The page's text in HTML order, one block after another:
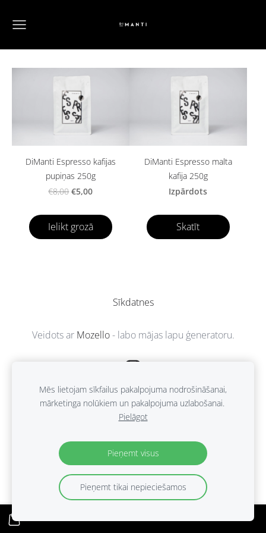
DiManti Espresso kafijas
pupiņas 250g
€8,00 €5,00
Ielikt grozā
DiManti Espresso malta
kafija 250g
Izpārdots
Skatīt
Sīkdatnes
Veidots ar Mozello- labo mājas lapu ģeneratoru.
Mēs lietojam sīkfailus pakalpojuma nodrošināšanai,
mārketinga nolūkiem un pakalpojuma uzlabošanai.
Pielāgot
Pieņemt visus
Pieņemt tikai nepieciešamos